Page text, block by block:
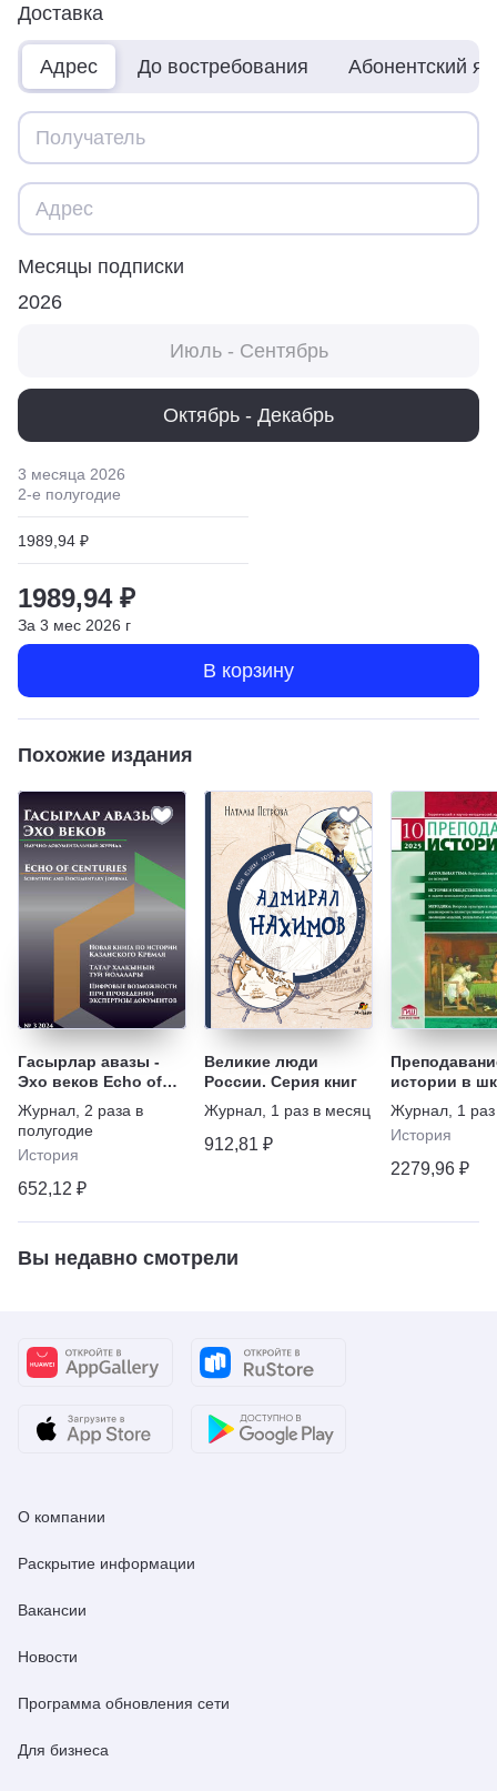
Доставка
Адрес До востребования Абонентский
Месяцы подписки
2026
Июль - Сентябрь
Октябрь - Декабрь
3 месяца 2026
2-е полугодие
1989,94 ₽
1989,94 ₽
За 3 мес 2026 г
В корзину
Похожие издания
Гасырлар авазы -
Эхо веков Echo of
centuries
Журнал 2 раза в
полугодие
История
652,12 ₽
Великие люди
России. Серия книг
Журнал 1 раз в месяц
912,81 ₽
истории в
Журнал 1
История
2279,96 ₽
Вы недавно смотрели
О компании
Раскрытие информации
Вакансии
Новости
Программа обновления сети
Для бизнеса